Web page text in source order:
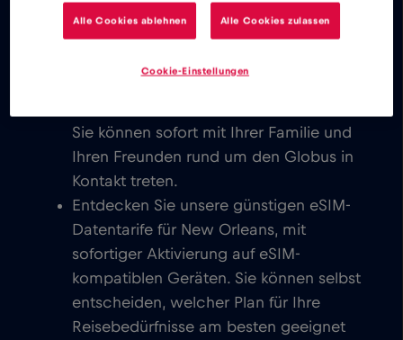
Kontakt treten.
Sie können sofort mit Ihrer Familie und
Ihren Freunden rund um den Globus in
Kontakt treten.
Entdecken Sie unsere günstigen eSIM-
Datentarife für New Orleans, mit
sofortiger Aktivierung auf eSIM-
kompatiblen Geräten. Sie können selbst
entscheiden, welcher Plan für Ihre
Reisebedürfnisse am besten geeignet
Alle Cookies ablehnen Alle Cookies zulassen
Cookie-Einstellungen